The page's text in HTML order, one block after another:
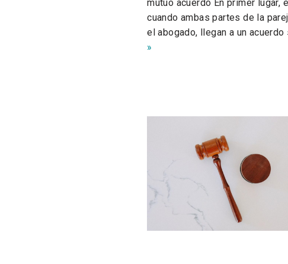
mutuo acuerdo En primer
cuando ambas partes de la
el abogado, llegan a un
»